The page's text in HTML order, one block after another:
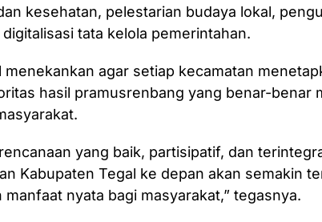
kesehatan, pelestarian budaya lokal,
tata kelola pemerintahan.
menekankan agar setiap kecamatan
hasil pramusrenbang yang benar-benar
yang baik, partisipatif, dan
Kabupaten Tegal ke depan akan semakin
manfaat nyata bagi masyarakat,” tegasnya.